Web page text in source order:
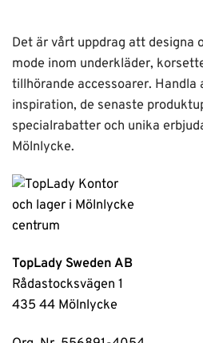
Det är vårt uppdrag att designa
mode inom underkläder,
tillhörande accessoarer. Handla
inspiration, de senaste
specialrabatter och unika
Mölnlycke.
TopLady Sweden AB
Rådastocksvägen 1
435 44 Mölnlycke